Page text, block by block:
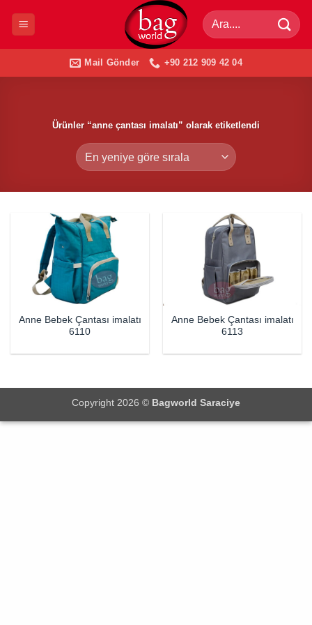
Ara:
Mail Gönder +90 212 909 42 04
Ürünler “anne çantası imalatı” olarak etiketlendi
Anne Bebek Çantası imalatı
6110
Anne Bebek Çantası imalatı
6113
Copyright 2026 © Bagworld Saraciye